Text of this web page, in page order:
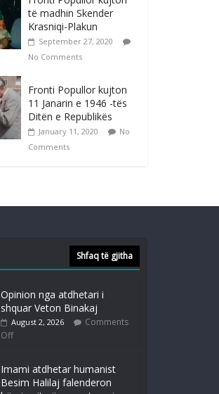
të madhin Skender
Krasniqi-Plakun
September 27, 2020
No Comments
Fronti Popullor kujton
11 Janarin e 1946 -tës
Ditën e Republikës
January 11, 2020
No
Comments
Shfaq të gjitha
Opinion nga atdhetari i
shquar Veton Binakaj
August 2, 2026
Comments
Off
Imami atdhetar humanist
Besim Halilaj falenderon